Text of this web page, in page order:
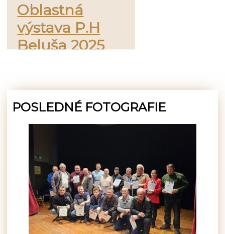
Oblastná
výstava P.H
Beluša 2025
POSLEDNÉ FOTOGRAFIE